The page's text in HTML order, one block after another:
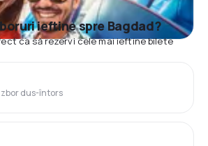
ieftine spre Bagdad?
ca să rezervi cele mai ieftine bilete
dus-întors